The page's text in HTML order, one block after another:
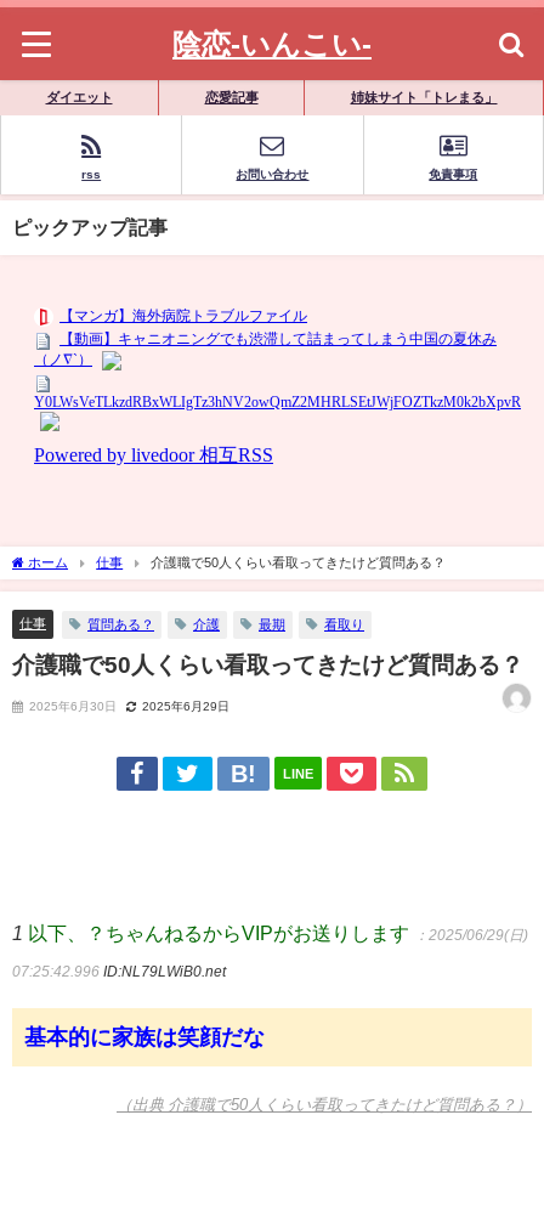
陰恋-いんこい-
ダイエット 恋愛記事 姉妹サイト「トレまる」
rss お問い合わせ 免責事項
ピックアップ記事
ホーム 仕事 介護職で50人くらい看取ってきたけど質問ある？
仕事 質問ある？ 介護 最期 看取り
介護職で50人くらい看取ってきたけど質問ある？
2025年6月30日 2025年6月29日
LINE
1 以下、？ちゃんねるからVIPがお送りします ：2025/06/29(日)
07:25:42.996 ID:NL79LWiB0.net
基本的に家族は笑顔だな
（出典 介護職で50人くらい看取ってきたけど質問ある？）